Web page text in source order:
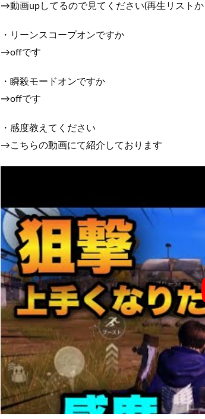
→動画upしてるので見てください(再生リスト
・リーンスコープオンですか
→offです
・瞬殺モードオンですか
→offです
・感度教えてください
→こちらの動画にて紹介しております